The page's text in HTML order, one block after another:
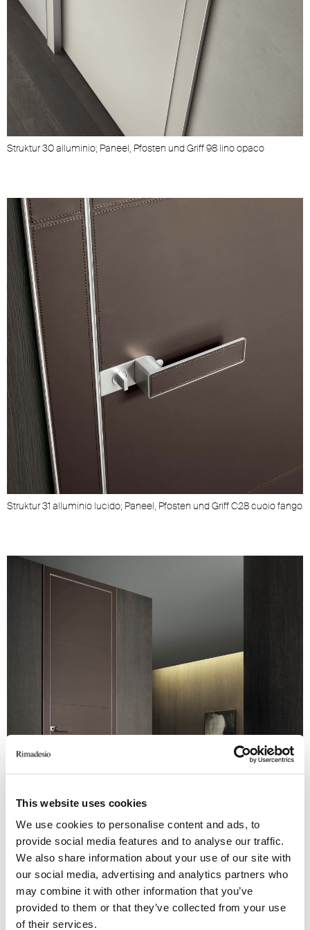
This website uses cookies
We use cookies to personalise content and ads, to
provide social media features and to analyse our traffic.
We also share information about your use of our site with
our social media, advertising and analytics partners who
may combine it with other information that you’ve
provided to them or that they’ve collected from your use
of their services.
Struktur 30 alluminio; Paneel, Pfosten und Griff 98 lino opaco
Struktur 31 alluminio lucido; Paneel, Pfosten und Griff C28 cuoio fango
Struktur 31 alluminio lucido; Paneel, Pfosten und Griff C28 cuoio fango